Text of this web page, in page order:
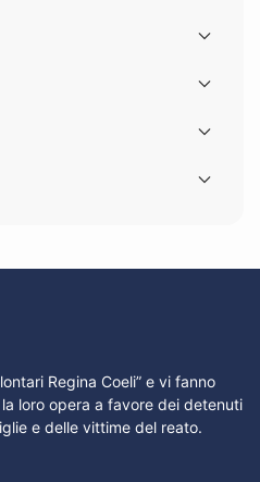
Regina Coeli” e vi fanno
loro opera a favore dei detenuti
e delle vittime del reato.